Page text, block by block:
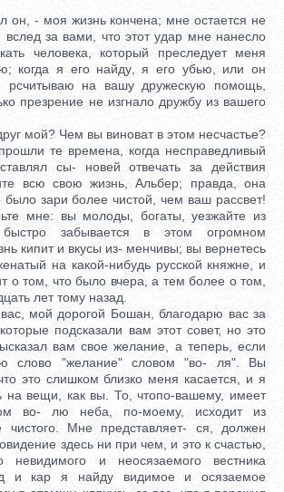
он, - моя жизнь кончена; мне остается не
вслед за вами, что этот удар мне нанесло
человека, который преследует меня
когда я его найду, я его убью, или он
на вашу дружескую помощь,
презрение не изгнало дружбу из вашего
мой? Чем вы виноват в этом несчастье?
те времена, когда несправедливый
сы- новей отвечать за действия
всю свою жизнь, Альбер; правда, она
зари более чистой, чем ваш рассвет!
мне: вы молоды, богаты, уезжайте из
забывается в этом огромном
кипит и вкусы из- менчивы; вы вернетесь
на какой-нибудь русской княжне, и
о том, что было вчера, а тем более о том,
лет тому назад.
мой дорогой Бошан, благодарю вас за
подсказали вам этот совет, но это
вам свое желание, а теперь, если
слово "желание" словом "во- ля". Вы
это слишком близко меня касается, и я
на вещи, как вы. То, чтопо-вашему, имеет
во- лю неба, по-моему, исходит из
чистого. Мне представляет- ся, должен
здесь ни при чем, и это к счастью,
невидимого и неосязаемого вестника
и кар я найду видимое и осязаемое